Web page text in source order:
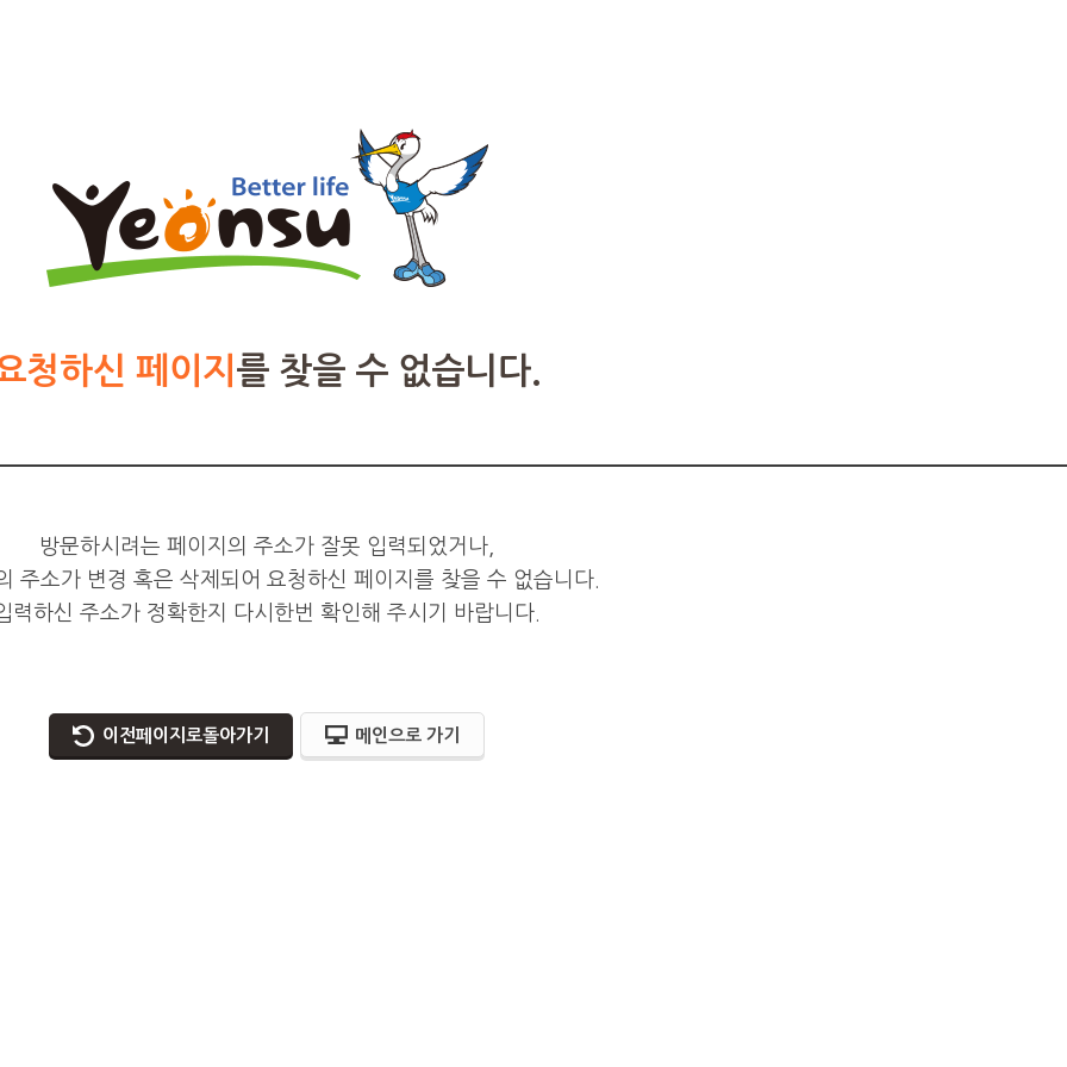
청하신 페이지 를 찾을 수 없습니다.
방문하시려는 페이지의 주소가 잘못 입력되었거나,
주소가 변경 혹은 삭제되어 요청하신 페이지를 찾을 수 없습니다.
력하신 주소가 정확한지 다시한번 확인해 주시기 바랍니다.
이전페이지로돌아가기 메인으로 가기